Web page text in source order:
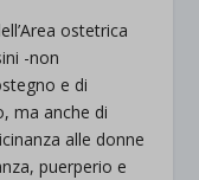
ostetrica
-non
e di
ma anche di
alle donne
puerperio e